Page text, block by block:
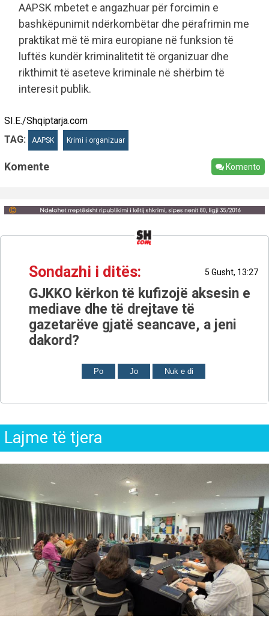
AAPSK mbetet e angazhuar për forcimin e
bashkëpunimit ndërkombëtar dhe përafrimin me
praktikat më të mira europiane në funksion të
luftës kundër kriminalitetit të organizuar dhe
rikthimit të aseteve kriminale në shërbim të
interesit publik.
SI.E./Shqiptarja.com
TAG:
AAPSK Krimi i organizuar
Komente Komento
Sondazhi i ditës: 5 Gusht, 13:27
GJKKO kërkon të kufizojë aksesin e
mediave dhe të drejtave të
gazetarëve gjatë seancave, a jeni
dakord?
Po Jo Nuk e di
Lajme të tjera